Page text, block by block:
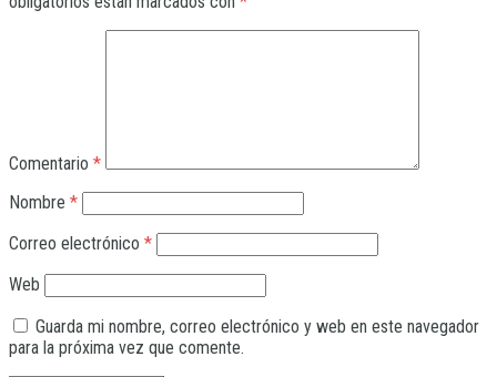
Comentario *
Nombre *
Correo electrónico *
Web
Guarda mi nombre, correo electrónico y web en este navegador
para la próxima vez que comente.